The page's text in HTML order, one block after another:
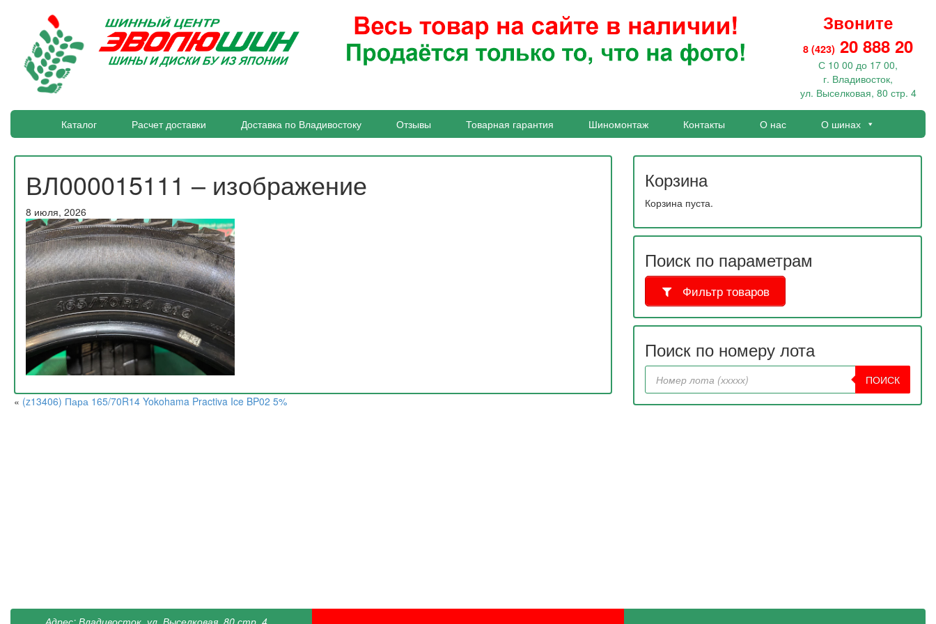
Звоните
8 (423) 20 888 20
С 10 00 до 17 00,
г. Владивосток,
ул. Выселковая, 80 стр. 4
Каталог Расчет доставки Доставка по Владивостоку Отзывы Товарная гарантия Шиномонтаж Контакты О нас О шинах
ВЛ000015111 – изображение
8 июля, 2026
« (z13406) Пара 165/70R14 Yokohama Practiva Ice BP02 5%
Корзина
Корзина пуста.
Поиск по параметрам
Фильтр товаров
Поиск по номеру лота
ПОИСК
Адрес: Владивосток, ул. Выселковая, 80 стр. 4